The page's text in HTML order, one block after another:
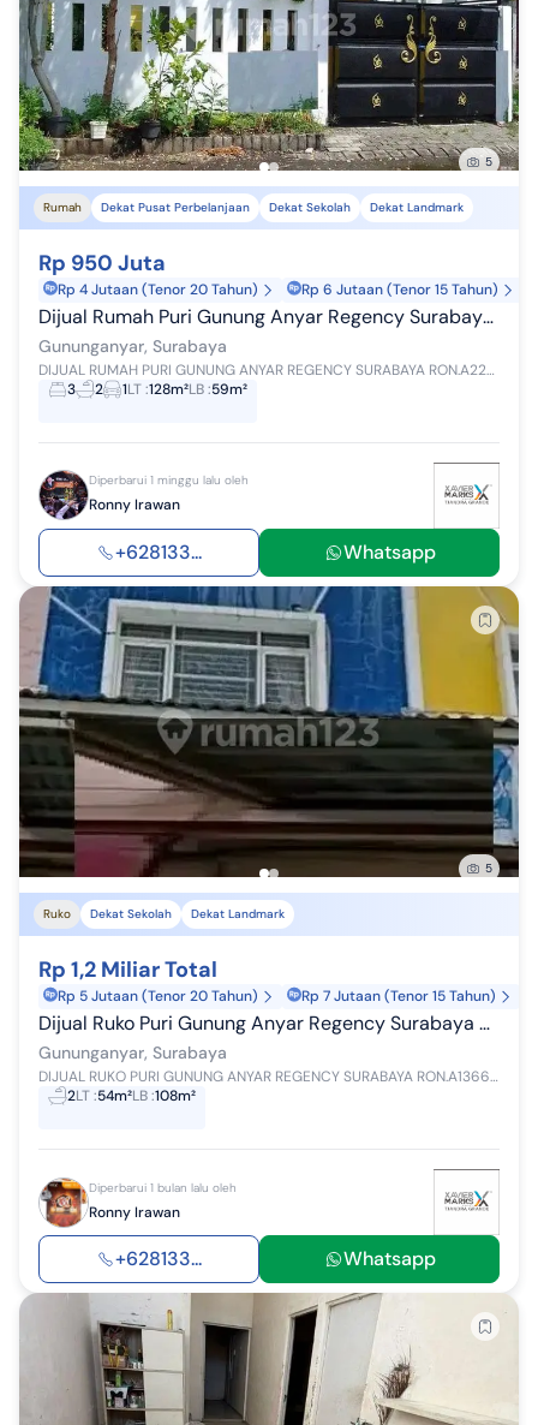
5
Rumah Dekat Pusat Perbelanjaan Dekat Sekolah Dekat Landmark
Rp 950 Juta
Rp 4 Jutaan (Tenor 20 Tahun) Rp 6 Jutaan (Tenor 15 Tahun)
Dijual Rumah Puri Gunung Anyar Regency Surabaya Ron.a2234
Gununganyar, Surabaya
DIJUAL RUMAH PURI GUNUNG ANYAR REGENCY SURABAYA RON.A2234 LUAS TANAH: 128 M2 DIMENSI LEBAR: - M DIMENSI PANJANG: -M LUAS BANGUNAN: 59 M2 JUMLA...
3
2 1LT:128m²LB:59m²
Diperbarui 1 minggu lalu oleh
Ronny Irawan
+628133... Whatsapp
5
Ruko Dekat Sekolah Dekat Landmark
Rp 1,2 Miliar Total
Rp 5 Jutaan (Tenor 20 Tahun) Rp 7 Jutaan (Tenor 15 Tahun)
Dijual Ruko Puri Gunung Anyar Regency Surabaya Ron.a1366
Gununganyar, Surabaya
DIJUAL RUKO PURI GUNUNG ANYAR REGENCY SURABAYA RON.A1366 SERTIFIKASI SHGB LUAS TANAH: 54 M2 DIMENSI LEBAR: 4.5 M DIMENSI PANJANG : 12 M ...
2LT:54m²LB:108m²
Diperbarui 1 bulan lalu oleh
Ronny Irawan
+628133... Whatsapp